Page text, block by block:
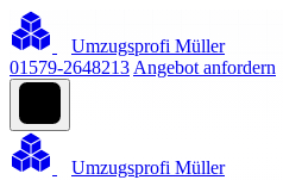
Umzugsprofi Müller
01579-2648213 Angebot anfordern
Umzugsprofi Müller